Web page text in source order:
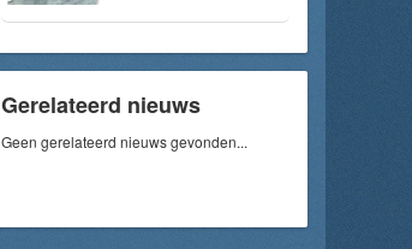
Gerelateerd nieuws
Geen gerelateerd nieuws gevonden...